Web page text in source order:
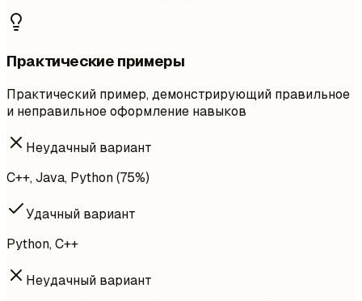
Практические примеры
Практический пример, демонстрирующий правильное
и неправильное оформление навыков
Неудачный вариант
C++, Java, Python (75%)
Удачный вариант
Python, C++
Неудачный вариант